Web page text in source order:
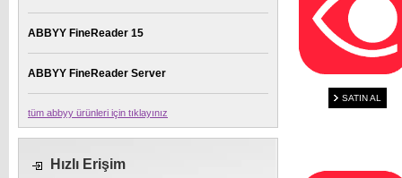
SATIN AL
ABBYY FineReader 15
ABBYY FineReader Server
tüm abbyy ürünleri için tıklayınız
Hızlı Erişim